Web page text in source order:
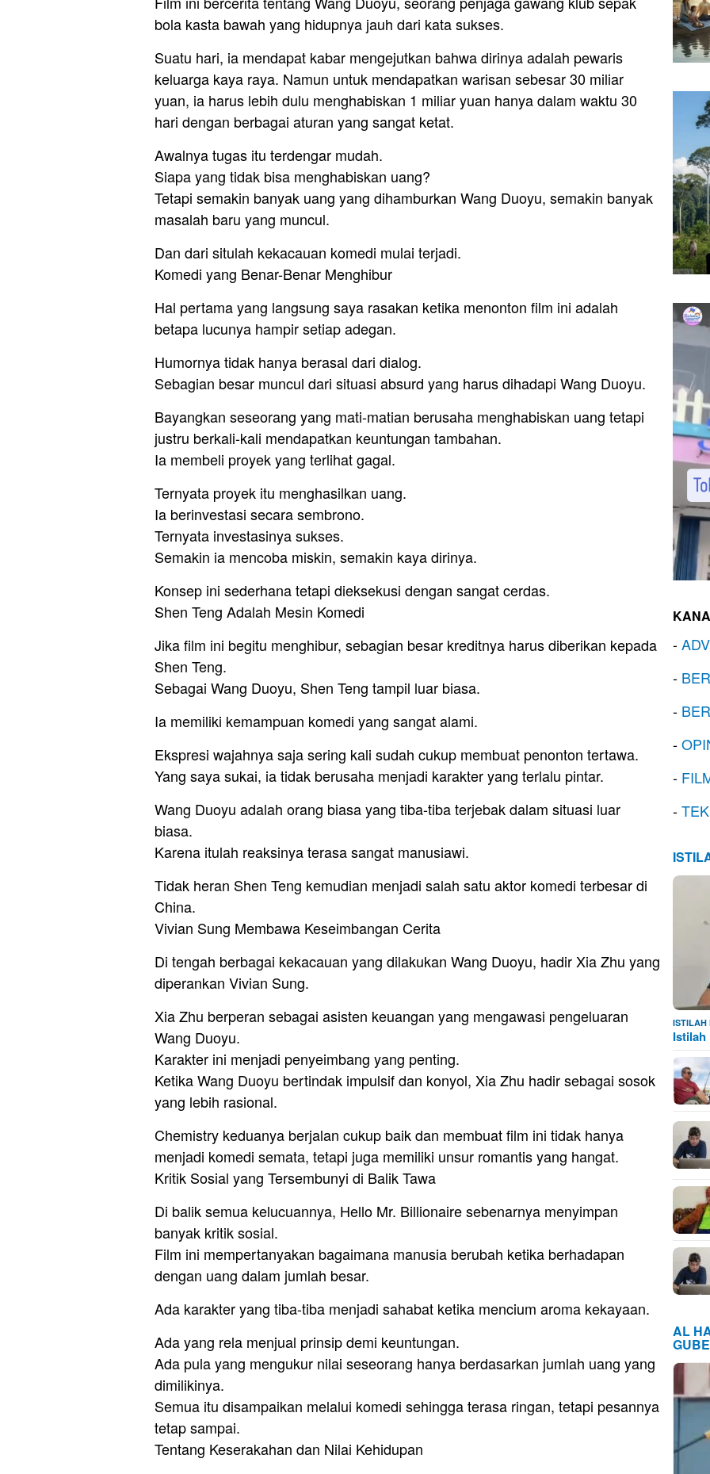
bola kasta bawah yang hidupnya jauh dari kata sukses.
Suatu hari, ia mendapat kabar mengejutkan bahwa dirinya adalah pewaris
keluarga kaya raya. Namun untuk mendapatkan warisan sebesar 30 miliar
yuan, ia harus lebih dulu menghabiskan 1 miliar yuan hanya dalam waktu 30
hari dengan berbagai aturan yang sangat ketat.
Awalnya tugas itu terdengar mudah.
Siapa yang tidak bisa menghabiskan uang?
Tetapi semakin banyak uang yang dihamburkan Wang Duoyu, semakin banyak
masalah baru yang muncul.
Dan dari situlah kekacauan komedi mulai terjadi.
Komedi yang Benar-Benar Menghibur
Hal pertama yang langsung saya rasakan ketika menonton film ini adalah
betapa lucunya hampir setiap adegan.
Humornya tidak hanya berasal dari dialog.
Sebagian besar muncul dari situasi absurd yang harus dihadapi Wang Duoyu.
Bayangkan seseorang yang mati-matian berusaha menghabiskan uang tetapi
justru berkali-kali mendapatkan keuntungan tambahan.
Ia membeli proyek yang terlihat gagal.
Ternyata proyek itu menghasilkan uang.
Ia berinvestasi secara sembrono.
Ternyata investasinya sukses.
Semakin ia mencoba miskin, semakin kaya dirinya.
Konsep ini sederhana tetapi dieksekusi dengan sangat cerdas.
Shen Teng Adalah Mesin Komedi
Jika film ini begitu menghibur, sebagian besar kreditnya harus diberikan kepada
Shen Teng.
Sebagai Wang Duoyu, Shen Teng tampil luar biasa.
Ia memiliki kemampuan komedi yang sangat alami.
Ekspresi wajahnya saja sering kali sudah cukup membuat penonton tertawa.
Yang saya sukai, ia tidak berusaha menjadi karakter yang terlalu pintar.
Wang Duoyu adalah orang biasa yang tiba-tiba terjebak dalam situasi luar
biasa.
Karena itulah reaksinya terasa sangat manusiawi.
Tidak heran Shen Teng kemudian menjadi salah satu aktor komedi terbesar di
China.
Vivian Sung Membawa Keseimbangan Cerita
Di tengah berbagai kekacauan yang dilakukan Wang Duoyu, hadir Xia Zhu yang
diperankan Vivian Sung.
Xia Zhu berperan sebagai asisten keuangan yang mengawasi pengeluaran
Wang Duoyu.
Karakter ini menjadi penyeimbang yang penting.
Ketika Wang Duoyu bertindak impulsif dan konyol, Xia Zhu hadir sebagai sosok
yang lebih rasional.
Chemistry keduanya berjalan cukup baik dan membuat film ini tidak hanya
menjadi komedi semata, tetapi juga memiliki unsur romantis yang hangat.
Kritik Sosial yang Tersembunyi di Balik Tawa
Di balik semua kelucuannya, Hello Mr. Billionaire sebenarnya menyimpan
banyak kritik sosial.
Film ini mempertanyakan bagaimana manusia berubah ketika berhadapan
dengan uang dalam jumlah besar.
Ada karakter yang tiba-tiba menjadi sahabat ketika mencium aroma kekayaan.
Ada yang rela menjual prinsip demi keuntungan.
Ada pula yang mengukur nilai seseorang hanya berdasarkan jumlah uang yang
dimilikinya.
Semua itu disampaikan melalui komedi sehingga terasa ringan, tetapi pesannya
tetap sampai.
Tentang Keserakahan dan Nilai Kehidupan
-
-
-
-
-
-
ISTILAH
Istilah
AL